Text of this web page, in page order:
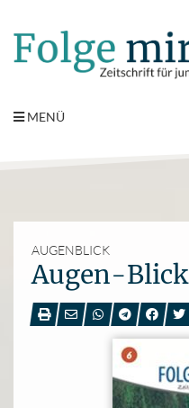
MENÜ
AUGENBLICK
Augen-Blick